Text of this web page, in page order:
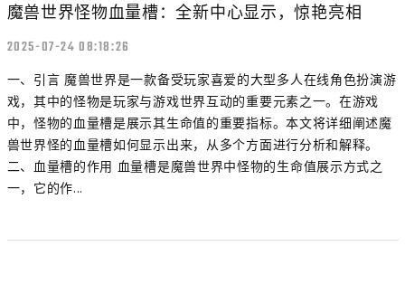
魔兽世界怪物血量槽：全新中心显示，惊艳亮相
2025-07-24 08:18:26
一、引言 魔兽世界是一款备受玩家喜爱的大型多人在线角色扮演游
戏，其中的怪物是玩家与游戏世界互动的重要元素之一。在游戏
中，怪物的血量槽是展示其生命值的重要指标。本文将详细阐述魔
兽世界怪的血量槽如何显示出来，从多个方面进行分析和解释。
二、血量槽的作用 血量槽是魔兽世界中怪物的生命值展示方式之
一，它的作...